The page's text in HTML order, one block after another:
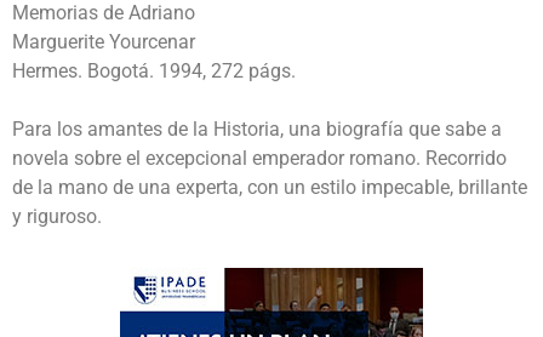
Memorias de Adriano
Marguerite Yourcenar
Hermes. Bogotá. 1994, 272 págs.
Para los amantes de la Historia, una biografía que sabe a
novela sobre el excepcional emperador romano. Recorrido
de la mano de una experta, con un estilo impecable, brillante
y riguroso.